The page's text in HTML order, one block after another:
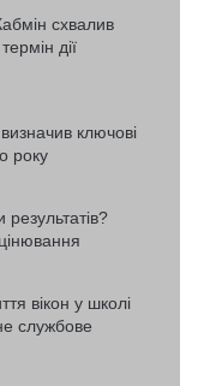
схвалив
дії
ключові
року
вікон у школі
службове